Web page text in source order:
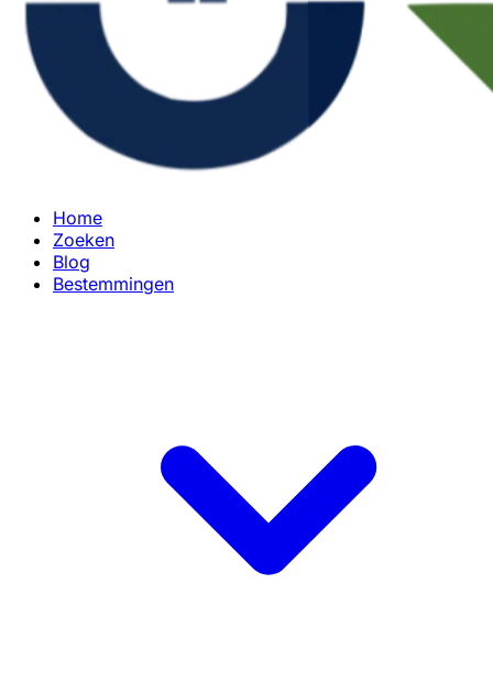
Home
Zoeken
Blog
Bestemmingen